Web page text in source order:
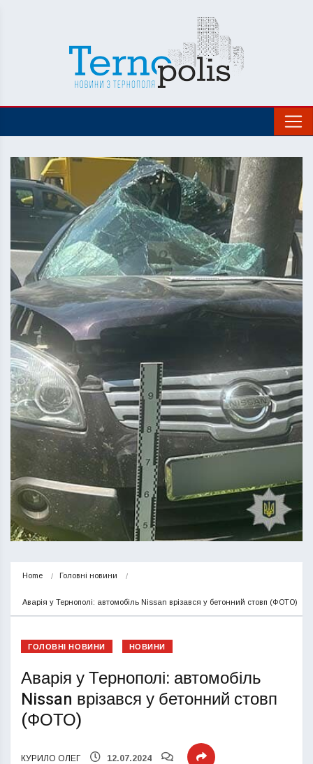
Home Головні новини
Аварія у Тернополі: автомобіль Nissan врізався у бетонний стовп (ФОТО)
ГОЛОВНІ НОВИНИ НОВИНИ
Аварія у Тернополі: автомобіль
Nissan врізався у бетонний стовп
(ФОТО)
КУРИЛО ОЛЕГ 12.07.2024